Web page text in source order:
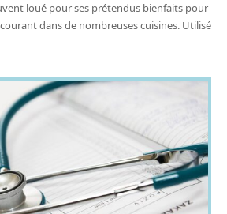
loué pour ses prétendus bienfaits pour
dans de nombreuses cuisines. Utilisé